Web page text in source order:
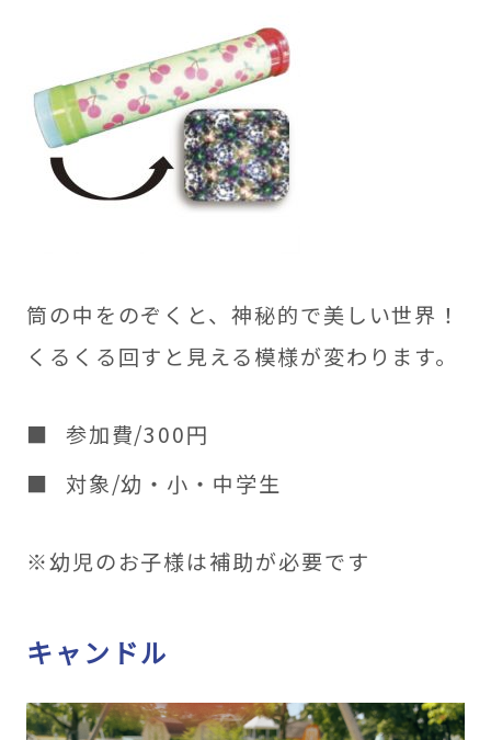
筒の中をのぞくと、神秘的で美しい世界！
くるくる回すと見える模様が変わります。
参加費/300円
対象/幼・小・中学生
※幼児のお子様は補助が必要です
キャンドル